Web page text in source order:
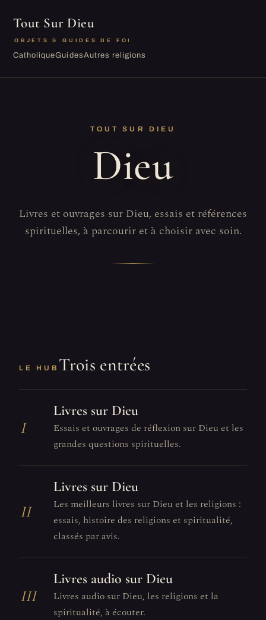
Tout Sur Dieu
OBJETS & GUIDES DE FOI
CatholiqueGuidesAutres religions
TOUT SUR DIEU
Dieu
Livres et ouvrages sur Dieu, essais et références
spirituelles, à parcourir et à choisir avec soin.
LE HUB Trois entrées
I
Livres sur Dieu
Essais et ouvrages de réflexion sur Dieu et les
grandes questions spirituelles.
II
Livres sur Dieu
Les meilleurs livres sur Dieu et les religions :
essais, histoire des religions et spiritualité,
classés par avis.
III
Livres audio sur Dieu
Livres audio sur Dieu, les religions et la
spiritualité, à écouter.